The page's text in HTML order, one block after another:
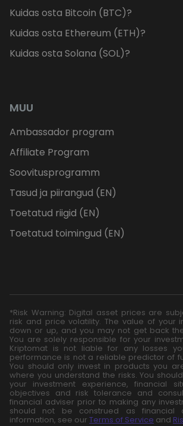
Kuidas osta Bitcoin (BTC)?
Kuidas osta Ethereum (ETH)?
Kuidas osta Solana (SOL)?
MUU
Ambassador program
Affiliate Program
Soovitusprogramm
Tasud ja piirangud (EN)
Toetatud riigid (EN)
Toetatud toimingud (EN)
*Risk Warning: Digital asset prices are
risk and price volatility. The value of your
down or up, and you may not get back
You are solely responsible for your
Kriptomat is not liable for any losses
performance is not a reliable predictor of
You should only invest in products you
where you understand the risks. You
your investment experience, financial
objectives and risk tolerance and
financial adviser prior to making any
should not be construed as financial
information, see our Terms of Service and